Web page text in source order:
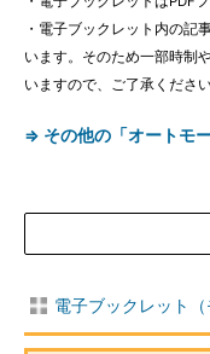
・電子ブックレット内の記
います。そのため一部時制
いますので、ご了承ください
⇒ その他の「オートモ
電子ブックレット